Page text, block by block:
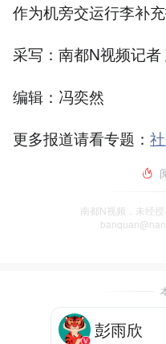
作为机旁交运行李补充
采写：南都N视频记者
编辑：冯奕然
更多报道请看专题：
南都N视频，未经
彭雨欣